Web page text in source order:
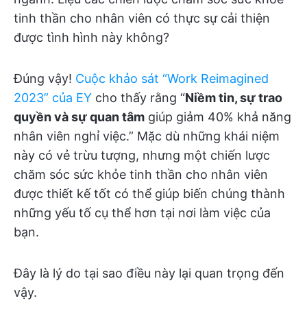
tinh thần cho nhân viên có thực sự cải thiện
được tình hình này không?
Đúng vậy! Cuộc khảo sát “Work Reimagined
2023” của EY cho thấy rằng “Niềm tin, sự trao
quyền và sự quan tâm giúp giảm 40% khả năng
nhân viên nghỉ việc.” Mặc dù những khái niệm
này có vẻ trừu tượng, nhưng một chiến lược
chăm sóc sức khỏe tinh thần cho nhân viên
được thiết kế tốt có thể giúp biến chúng thành
những yếu tố cụ thể hơn tại nơi làm việc của
bạn.
Đây là lý do tại sao điều này lại quan trọng đến
vậy.